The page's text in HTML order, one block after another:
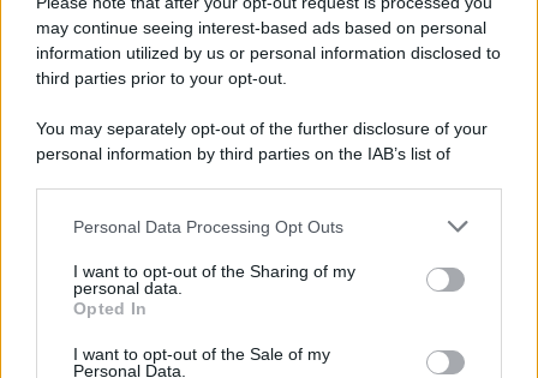
may continue seeing interest-based ads based on personal
information utilized by us or personal information disclosed to
third parties prior to your opt-out.
You may separately opt-out of the further disclosure of your
personal information by third parties on the IAB’s list of
This information may also be disclosed by us to third parties
disclose it to other third parties.
Please note that this website/app uses one or more Google
services and may gather and store information including but
not limited to your visit or usage behaviour. You may click to
Personal Data Processing Opt Outs
I want to opt-out of the Sharing of my
personal data.
Opted In
I want to opt-out of the Sale of my
Personal Data.